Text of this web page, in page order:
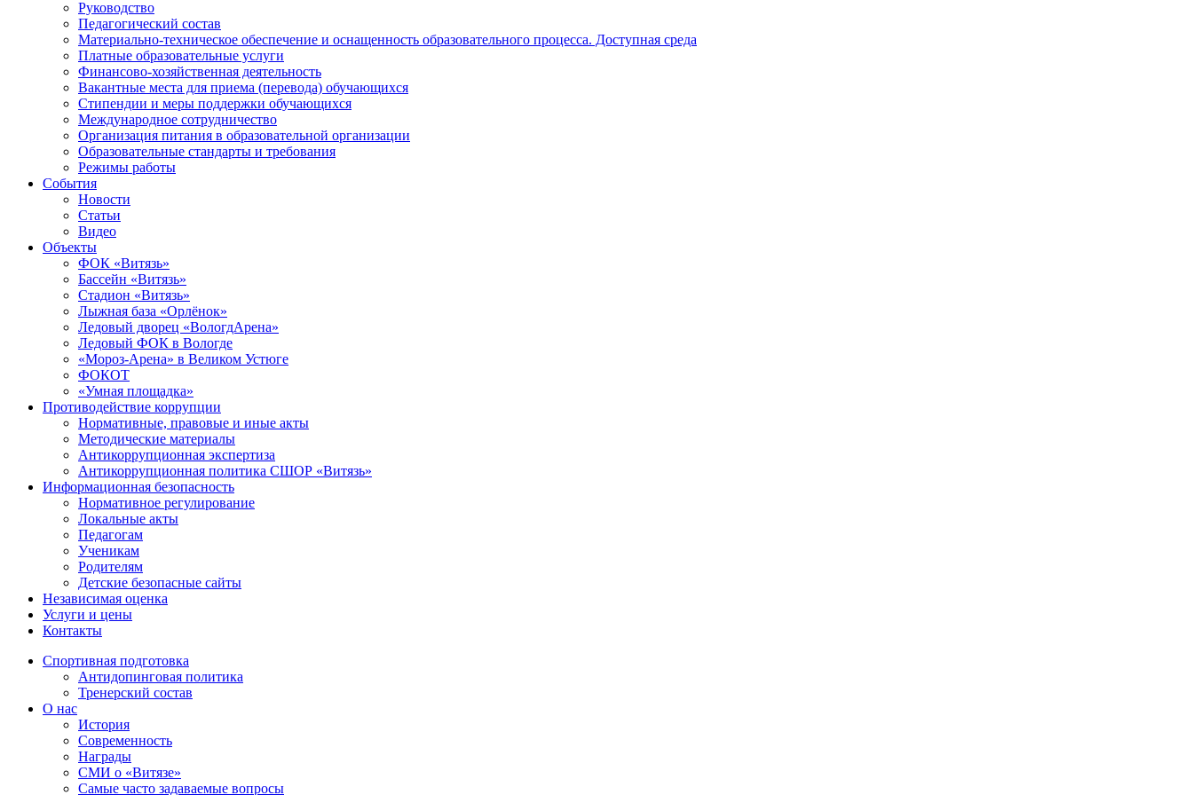
Руководство
Педагогический состав
Материально-техническое обеспечение и оснащенность образовательного процесса. Доступная среда
Платные образовательные услуги
Финансово-хозяйственная деятельность
Вакантные места для приема (перевода) обучающихся
Стипендии и меры поддержки обучающихся
Международное сотрудничество
Организация питания в образовательной организации
Образовательные стандарты и требования
Режимы работы
События
Новости
Статьи
Видео
Объекты
ФОК «Витязь»
Бассейн «Витязь»
Стадион «Витязь»
Лыжная база «Орлёнок»
Ледовый дворец «ВологдАрена»
Ледовый ФОК в Вологде
«Мороз-Арена» в Великом Устюге
ФОКОТ
«Умная площадка»
Противодействие коррупции
Нормативные, правовые и иные акты
Методические материалы
Антикоррупционная экспертиза
Антикоррупционная политика СШОР «Витязь»
Информационная безопасность
Нормативное регулирование
Локальные акты
Педагогам
Ученикам
Родителям
Детские безопасные сайты
Независимая оценка
Услуги и цены
Контакты
Спортивная подготовка
Антидопинговая политика
Тренерский состав
О нас
История
Современность
Награды
СМИ о «Витязе»
Самые часто задаваемые вопросы